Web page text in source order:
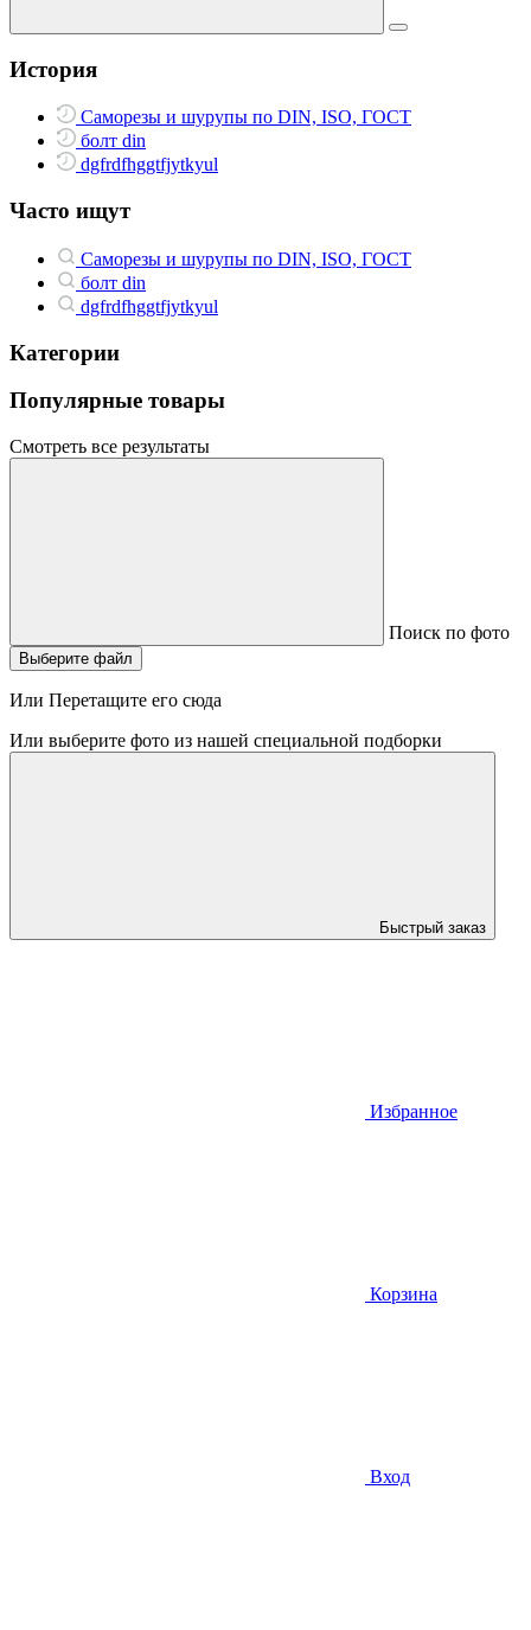
История
Саморезы и шурупы по DIN, ISO, ГОСТ
болт din
dgfrdfhggtfjytkyul
Часто ищут
Саморезы и шурупы по DIN, ISO, ГОСТ
болт din
dgfrdfhggtfjytkyul
Категории
Популярные товары
Смотреть все результаты
Поиск по фото
Выберите файл
Или Перетащите его сюда
Или выберите фото из нашей специальной подборки
Быстрый заказ
Избранное
Корзина
Вход